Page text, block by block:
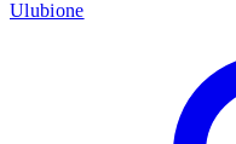
Ulubione